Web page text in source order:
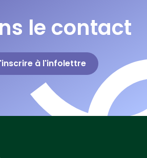
le contact
à l'infolettre